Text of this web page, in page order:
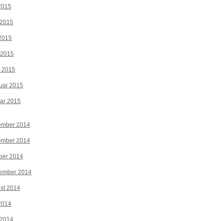
2015
2015
2015
2014
2014
2014
2014
2014